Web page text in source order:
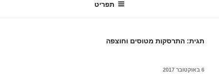
תפריט
תגית: התרסקות מטוסים וחוצפה
פורסם
6 באוקטובר 2017